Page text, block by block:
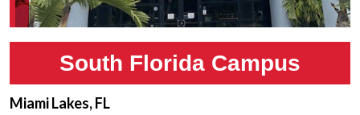
South Florida Campus
Miami Lakes, FL